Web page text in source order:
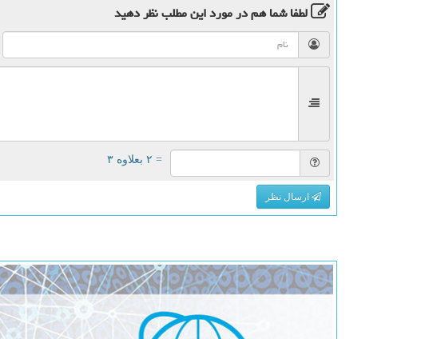
لطفا شما همدر مورد این مطلبنظر دهید
= ۲ بعلاوه ۳
ارسال نظر